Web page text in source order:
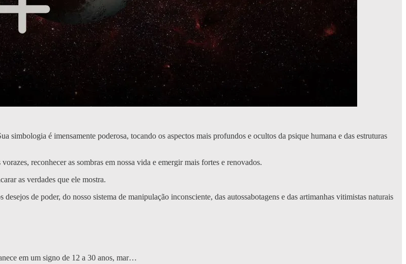
simbologia é imensamente poderosa, tocando os aspectos mais profundos e ocultos da psique humana e das estruturas
reconhecer as sombras em nossa vida e emergir mais fortes e renovados.
as verdades que ele mostra.
de poder, do nosso sistema de manipulação inconsciente, das autossabotagens e das artimanhas vitimistas naturais
em um signo de 12 a 30 anos, mar…